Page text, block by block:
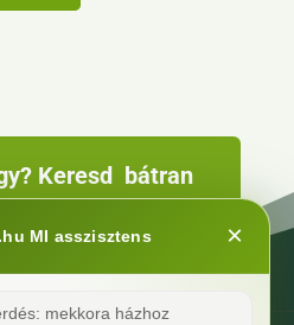
Keresd bátran
MI asszisztens ×
mekkora házhoz